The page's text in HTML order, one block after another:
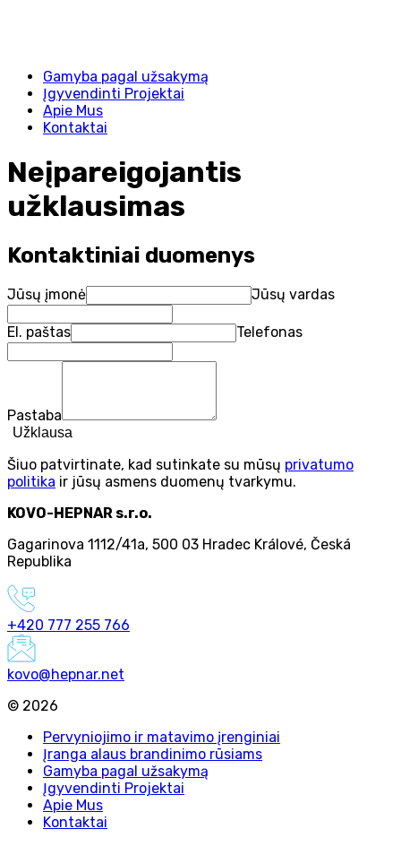
Gamyba pagal užsakymą
Įgyvendinti Projektai
Apie Mus
Kontaktai
Neįpareigojantis
užklausimas
Kontaktiniai duomenys
Jūsų įmonė Jūsų vardas
El. paštas Telefonas
Pastaba
Užklausa
Šiuo patvirtinate, kad sutinkate su mūsų privatumo
politika ir jūsų asmens duomenų tvarkymu.
KOVO-HEPNAR s.r.o.
Gagarinova 1112/41a, 500 03 Hradec Králové, Česká
Republika
+420 777 255 766
kovo@hepnar.net
© 2026
Pervyniojimo ir matavimo įrenginiai
Įranga alaus brandinimo rūsiams
Gamyba pagal užsakymą
Įgyvendinti Projektai
Apie Mus
Kontaktai